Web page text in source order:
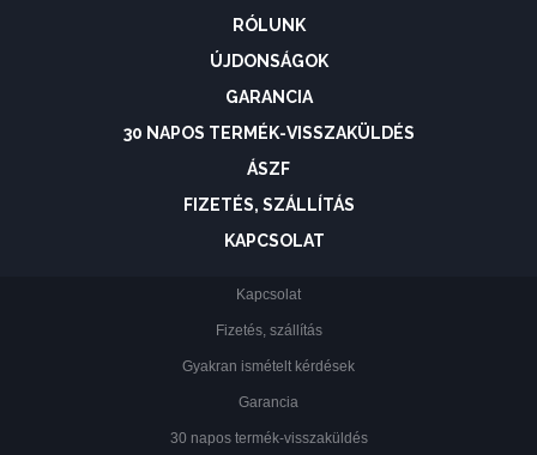
RÓLUNK
ÚJDONSÁGOK
GARANCIA
30 NAPOS TERMÉK-VISSZAKÜLDÉS
ÁSZF
FIZETÉS, SZÁLLÍTÁS
KAPCSOLAT
Kapcsolat
Fizetés, szállítás
Gyakran ismételt kérdések
Garancia
30 napos termék-visszaküldés